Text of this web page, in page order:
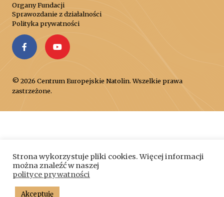
Organy Fundacji
Sprawozdanie z działalności
Polityka prywatności
© 2026 Centrum Europejskie Natolin. Wszelkie prawa
zastrzeżone.
Strona wykorzystuje pliki cookies. Więcej informacji
można znaleźć w naszej
polityce prywatności
Akceptuję